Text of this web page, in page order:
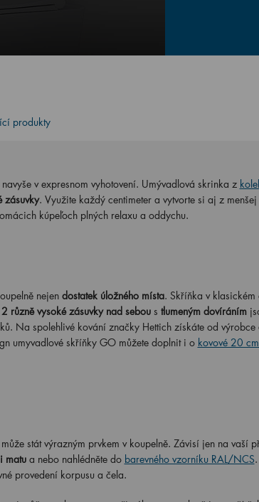
produkty
v expresnom vyhotovení. Umývadlová skrinka z
zásuvky. Využite každý centimeter a vytvorte si aj z
kúpeľoch plných relaxu a oddychu.
nejen dostatek úložného místa. Skříňka v klasickém
2 různě vysoké zásuvky nad sebou s tlumeným dovíráním
Na spolehlivé kování značky Hettich získáte od výrobce
umyvadlové skříňky GO můžete doplnit i o kovové 20
stát výrazným prvkem v koupelně. Závisí jen na vaší
matu a nebo nahlédněte do barevného vzorníku RAL/NCS
provedení korpusu a čela.